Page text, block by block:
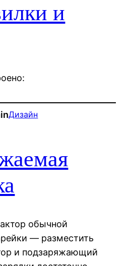
и
Дизайн
обычной
— разместить
и подзаряжающий